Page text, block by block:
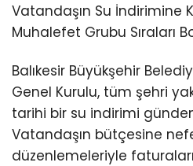
Vatandaşın Su İndirimine
Muhalefet Grubu Sıraları
Balıkesir Büyükşehir
Genel Kurulu, tüm şehri
tarihi bir su indirimi
Vatandaşın bütçesine
düzenlemeleriyle